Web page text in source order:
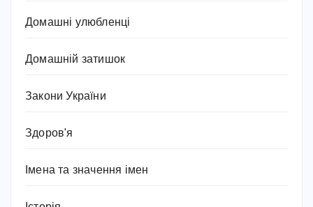
Домашні улюбленці
Домашній затишок
Закони України
Здоров'я
Імена та значення імен